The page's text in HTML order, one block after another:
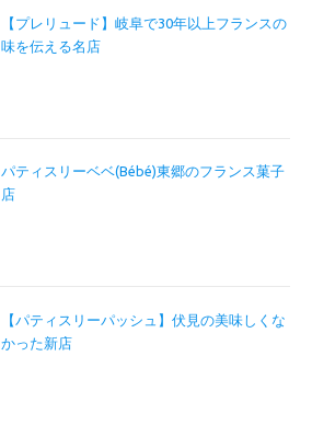
【プレリュード】岐阜で30年以上フランスの
味を伝える名店
パティスリーベベ(Bébé)東郷のフランス菓子
店
【パティスリーパッシュ】伏見の美味しくな
かった新店